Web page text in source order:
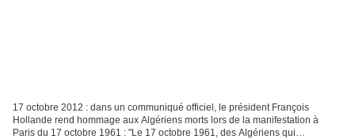
17 octobre 2012 : dans un communiqué officiel, le président François
Hollande rend hommage aux Algériens morts lors de la manifestation à
Paris du 17 octobre 1961 : "Le 17 octobre 1961, des Algériens qui